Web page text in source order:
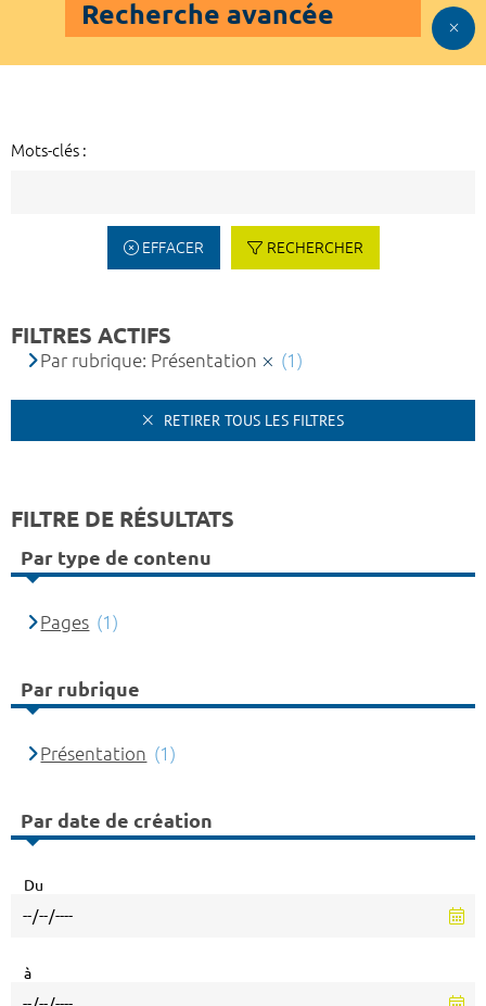
Recherche avancée
Mots-clés :
EFFACER RECHERCHER
FILTRES ACTIFS
Par rubrique: Présentation (1)
RETIRER TOUS LES FILTRES
FILTRE DE RÉSULTATS
Par type de contenu
Pages (1)
Par rubrique
Présentation (1)
Par date de création
Du
à